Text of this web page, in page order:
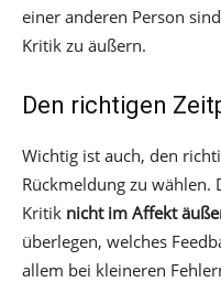
einer anderen Person
Kritik zu äußern.
Den richtigen
Wichtig ist auch, den
Rückmeldung zu
Kritik nicht im Affekt
überlegen, welches
allem bei kleineren